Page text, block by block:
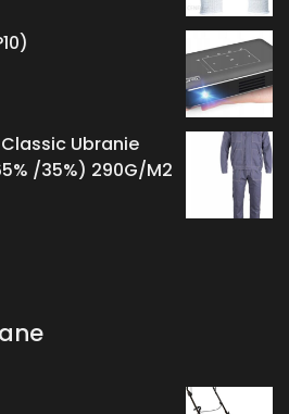
Ubranie
/35%) 290G/M2